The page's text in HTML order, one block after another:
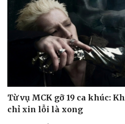
Từ vụ MCK gỡ 19 ca khúc:
chỉ xin lỗi là xong